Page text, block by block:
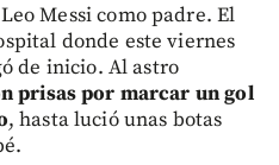
Messi como padre. El
donde este viernes
de inicio. Al astro
prisas por marcar un gol
, hasta lució unas botas